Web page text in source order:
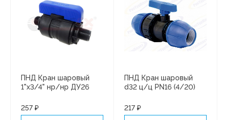
ПНД Кран шаровый
1"х3/4" нр/нр ДУ26
257 ₽
ПНД Кран шаровый
d32 ц/ц PN16 (4/20)
217 ₽